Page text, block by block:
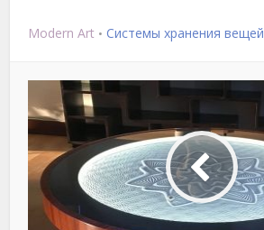
Modern Art • Системы хранения вещей